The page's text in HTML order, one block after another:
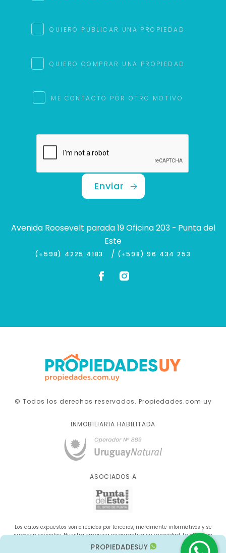
PROPIEDADESUY
QUIERO PUBLICAR UNA PROPIEDAD
QUIERO COMPRAR UNA PROPIEDAD
ME CONTACTO POR OTRO MOTIVO
Enviar
Avenida Roosevelt parada 19 Oficina 203 - Punta del
Este
(+598) 4225 4183 / (+598) 96 434 253
© Todos los derechos reservados. Propiedades.com.uy
INMOBILIARIA HABILITADA
ASOCIADOS A
Los datos expuestos son ofrecidos por terceros, meramente informativos y se
suponen correctos. Nuestra empresa no garantiza su veracidad. La oferta se
sujeta a errores, cambios de precio, omisión y/o retirada del mercado sin aviso
previo.